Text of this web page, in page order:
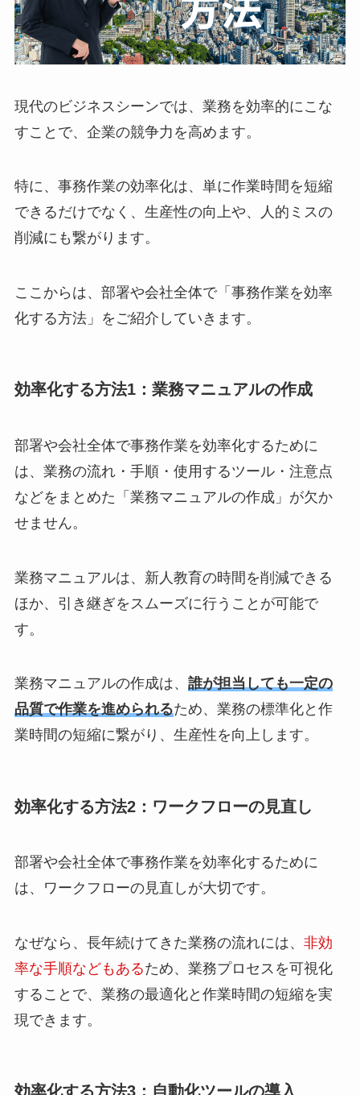
現代のビジネスシーンでは、業務を効率的にこな
すことで、企業の競争力を高めます。
特に、事務作業の効率化は、単に作業時間を短縮
できるだけでなく、生産性の向上や、人的ミスの
削減にも繋がります。
ここからは、部署や会社全体で「事務作業を効率
化する方法」をご紹介していきます。
効率化する方法1：業務マニュアルの作成
部署や会社全体で事務作業を効率化するために
は、業務の流れ・手順・使用するツール・注意点
などをまとめた「業務マニュアルの作成」が欠か
せません。
業務マニュアルは、新人教育の時間を削減できる
ほか、引き継ぎをスムーズに行うことが可能で
す。
業務マニュアルの作成は、 誰が担当しても一定の
品質で作業を進められるため、業務の標準化と作
業時間の短縮に繋がり、生産性を向上します。
効率化する方法2：ワークフローの見直し
部署や会社全体で事務作業を効率化するために
は、ワークフローの見直しが大切です。
なぜなら、長年続けてきた業務の流れには、 非効
率な手順などもあるため、業務プロセスを可視化
することで、業務の最適化と作業時間の短縮を実
現できます。
効率化する方法3：自動化ツールの導入